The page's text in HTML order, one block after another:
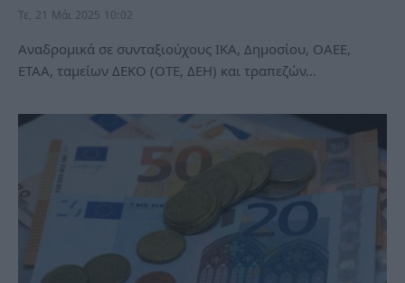
Τε, 21 Μάι 2025 10:02
Αναδρομικά σε συνταξιούχους ΙΚΑ, Δημοσίου, ΟΑΕΕ,
ΕΤΑΑ, ταμείων ΔΕΚΟ (ΟΤΕ, ΔΕΗ) και τραπεζών…